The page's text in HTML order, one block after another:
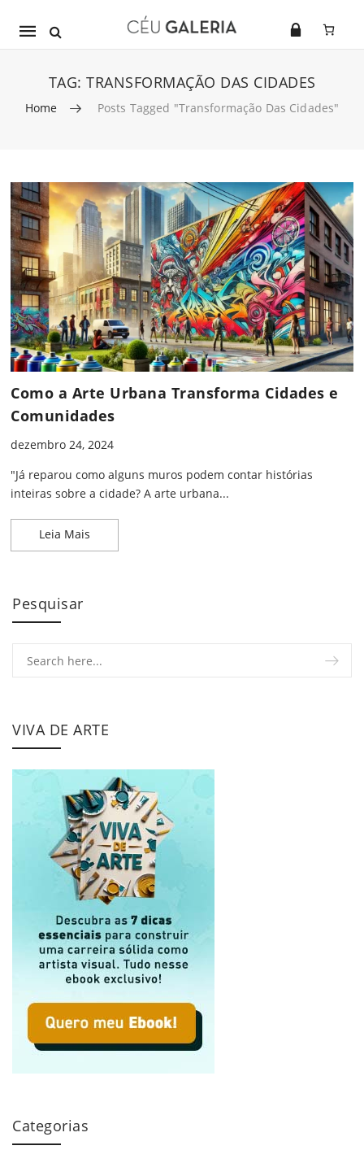
Mobile
TAG: TRANSFORMAÇÃO DAS CIDADES
Home Posts Tagged "transformação Das Cidades"
Skip to content
Como a Arte Urbana Transforma Cidades e
Comunidades
dezembro 24, 2024
"Já reparou como alguns muros podem contar histórias
inteiras sobre a cidade? A arte urbana...
Leia Mais
Pesquisar
VIVA DE ARTE
Categorias